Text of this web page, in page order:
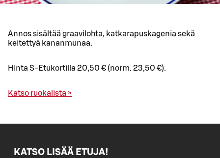
Annos sisältää graavilohta, katkarapuskagenia sekä
keitettyä kananmunaa.
Hinta S-Etukortilla 20,50 € (norm. 23,50 €).
Katso ruokalista »
KATSO LISÄÄ ETUJA!